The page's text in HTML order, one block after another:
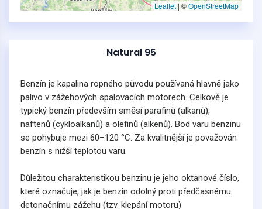
Leaflet | ©OpenStreetMap
Natural 95
Benzín je kapalina ropného původu používaná hlavně jako
palivo v zážehových spalovacích motorech. Celkově je
typický benzín především směsí parafinů (alkanů),
naftenů (cykloalkanů) a olefinů (alkenů). Bod varu benzinu
se pohybuje mezi 60–120 °C. Za kvalitnější je považován
benzín s nižší teplotou varu.
Důležitou charakteristikou benzinu je jeho oktanové číslo,
které označuje, jak je benzin odolný proti předčasnému
detonačnímu zážehu (tzv. klepání motoru).